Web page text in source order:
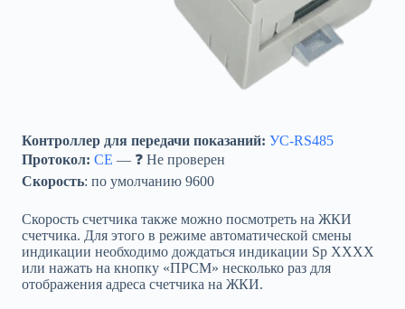
Контроллер для передачи показаний: УС-RS485
Протокол: CE — ❓ Не проверен
Скорость: по умолчанию 9600
Скорость счетчика также можно посмотреть на ЖКИ
счетчика. Для этого в режиме автоматической смены
индикации необходимо дождаться индикации Sp XXXX
или нажать на кнопку «ПРСМ» несколько раз для
отображения адреса счетчика на ЖКИ.